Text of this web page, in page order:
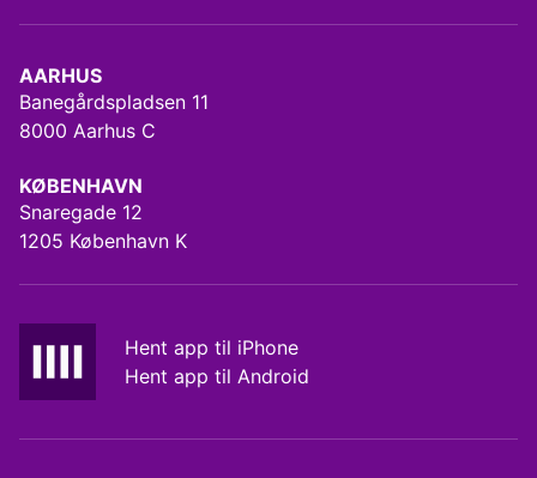
AARHUS
Banegårdspladsen 11
8000 Aarhus C
KØBENHAVN
Snaregade 12
1205 København K
Hent app til iPhone
Hent app til Android